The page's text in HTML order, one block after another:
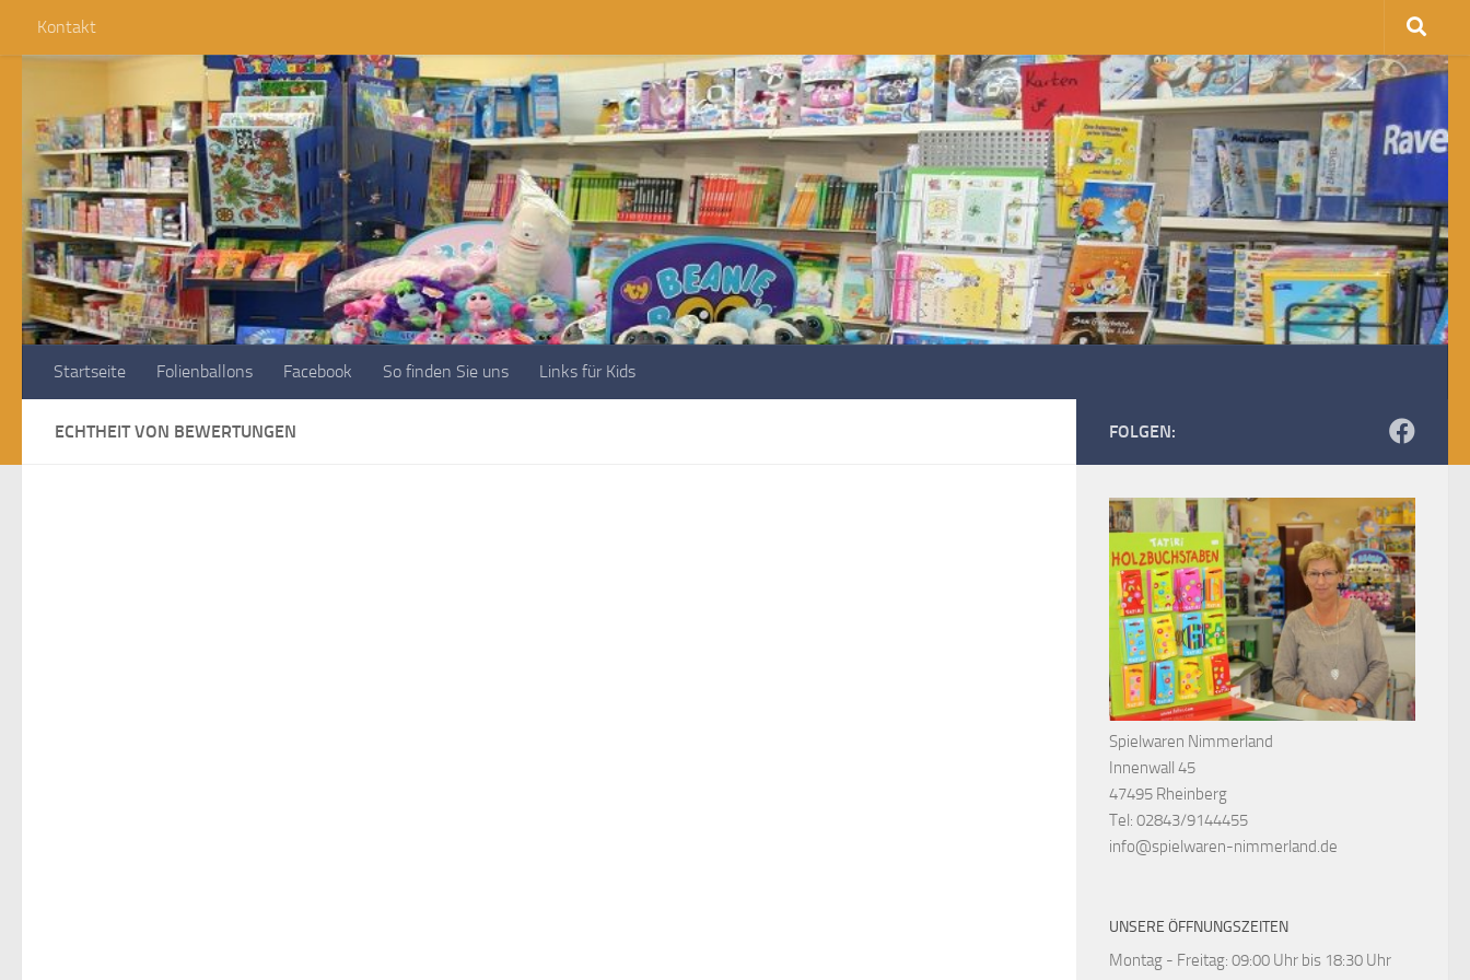
Zum Inhalt springen
Kontakt
Startseite Folienballons Facebook So finden Sie uns Links für Kids
ECHTHEIT VON BEWERTUNGEN FOLGEN:
Spielwaren Nimmerland
Innenwall 45
47495 Rheinberg
Tel: 02843/9144455
info@spielwaren-nimmerland.de
UNSERE ÖFFNUNGSZEITEN
Montag - Freitag: 09:00 Uhr bis 18:30 Uhr